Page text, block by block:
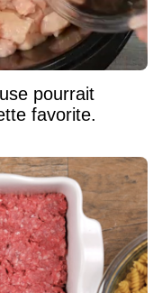
pourrait
favorite.